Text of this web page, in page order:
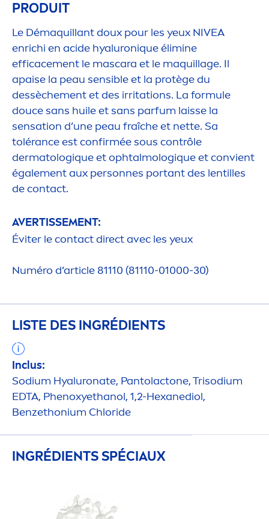
PRODUIT
Le Démaquillant doux pour les yeux NIVEA
enrichi en acide hyaluronique élimine
efficacement le mascara et le maquillage. Il
apaise la peau sensible et la protège du
dessèchement et des irritations. La formule
douce sans huile et sans parfum laisse la
sensation d’une peau fraîche et nette. Sa
tolérance est confirmée sous contrôle
dermatologique et ophtalmologique et convient
également aux personnes portant des lentilles
de contact.
AVERTISSEMENT:
Éviter le contact direct avec les yeux
Numéro d’article 81110 (81110-01000-30)
LISTE DES INGRÉDIENTS
Inclus:
Sodium Hyaluronate, Pantolactone, Trisodium
EDTA, Phenoxyethanol, 1,2-Hexanediol,
Benzethonium Chloride
INGRÉDIENTS SPÉCIAUX